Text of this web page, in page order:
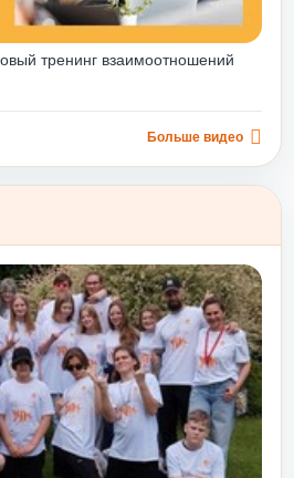
тренинг взаимоотношений
Больше видео